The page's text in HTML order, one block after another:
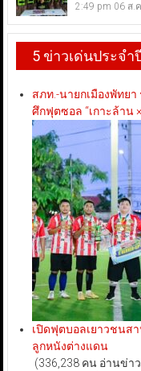
2:49 pm 06 ส.
5 ข่าวเด่นประจำ
สภท.-นายกเมืองพัทย
ศึกฟุตซอล “เกาะล้าน
เปิดฟุตบอลเยาวชนส
ลูกหนังต่างแดน
(336,238 คน อ่านข่า